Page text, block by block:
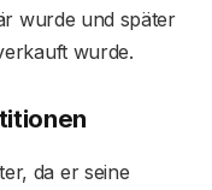
wurde und später
wurde.
da er seine